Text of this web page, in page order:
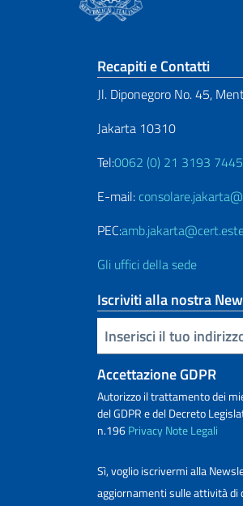
Sezione
Recapiti e Contatti
Jl. Diponegoro No. 45,
Jakarta 10310
Tel:0062 (0) 21 3193 7445
E-mail:
PEC:
Gli uffici della sede
Iscriviti alla nostra
Inserisci la tua email
Accettazione GDPR
Autorizzo il trattamento dei
del GDPR e del Decreto
n.196PrivacyNote Legali
Sì, voglio iscrivermi alla
aggiornamenti sulle attività di